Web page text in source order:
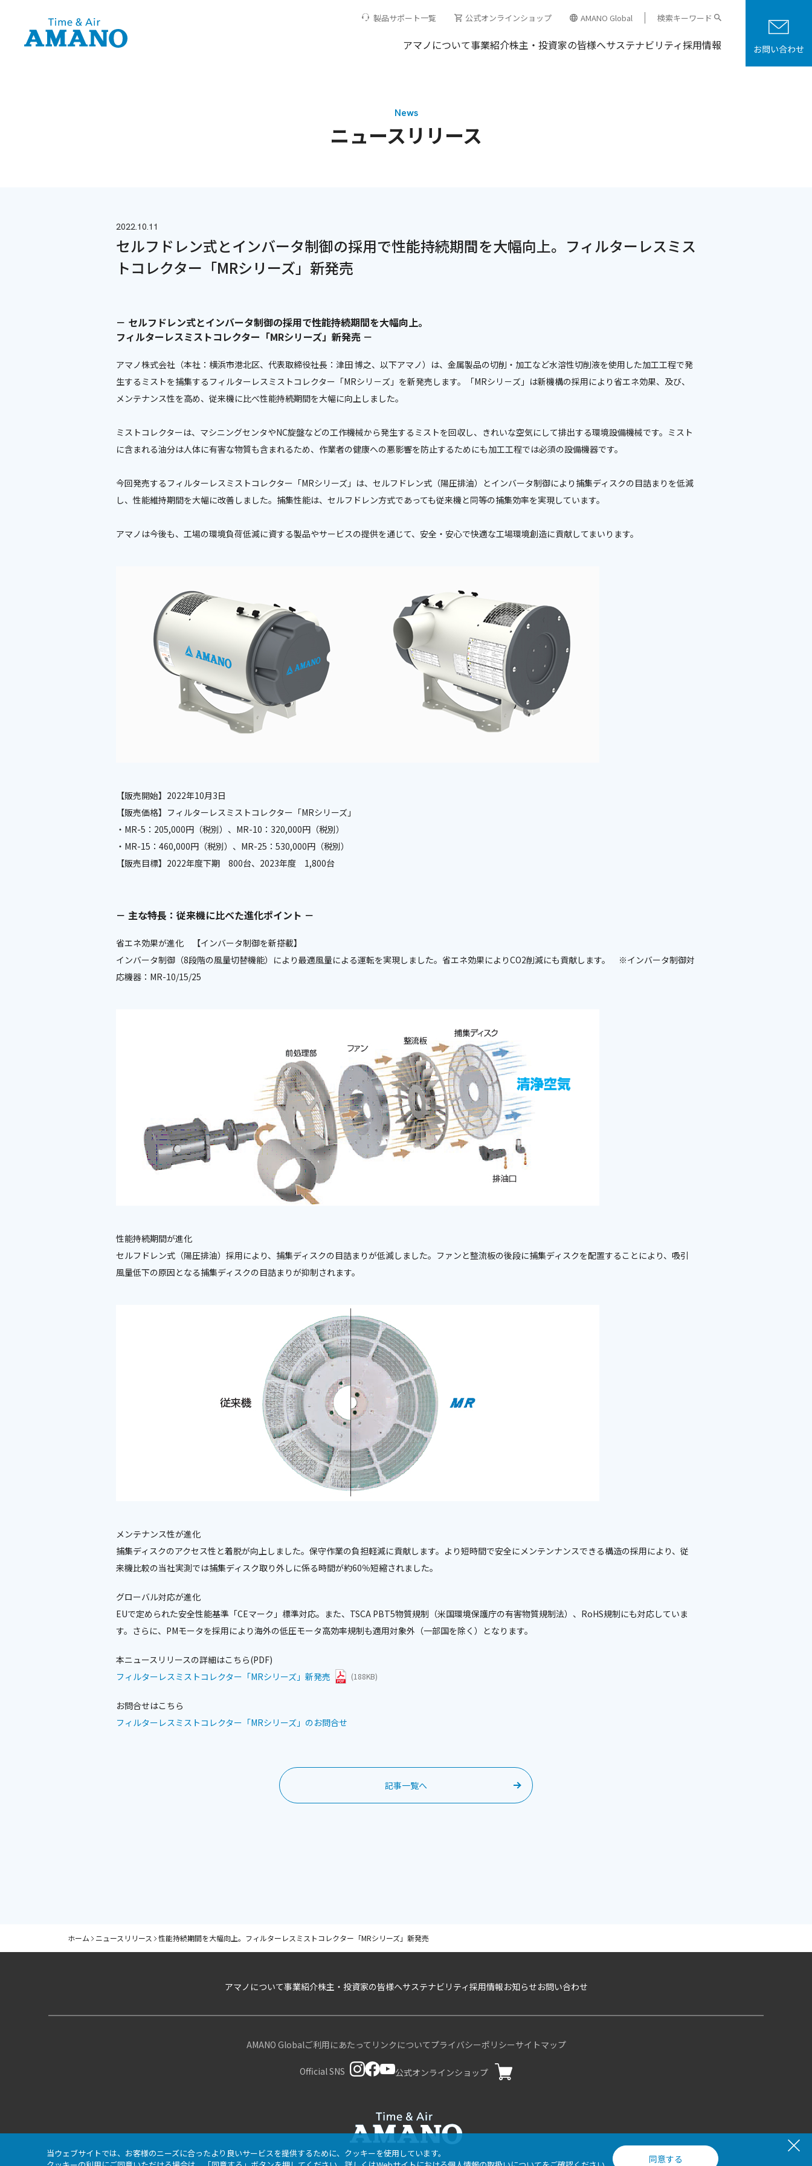
アマノについて事業紹介株主・投資家の皆様へサステナビリティ採用情報
製品サポート一覧 公式オンラインショップ AMANO Global 検索キーワード
News
ニュースリリース
2022.10.11
セルフドレン式とインバータ制御の採用で性能持続期間を大幅向上。フィルターレスミス
トコレクター「MRシリーズ」新発売
－ セルフドレン式とインバータ制御の採用で性能持続期間を大幅向上。
フィルターレスミストコレクター「MRシリーズ」新発売 －
アマノ株式会社（本社：横浜市港北区、代表取締役社長：津田 博之、以下アマノ）は、金属製品の切削・加工など水溶性切削液を使用した加工工程で発
生するミストを捕集するフィルターレスミストコレクター「MRシリ－ズ」を新発売します。「MRシリ－ズ」は新機構の採用により省エネ効果、及び、
メンテナンス性を高め、従来機に比べ性能持続期間を大幅に向上しました。
ミストコレクターは、マシニングセンタやNC旋盤などの工作機械から発生するミストを回収し、きれいな空気にして排出する環境設備機械です。ミスト
に含まれる油分は人体に有害な物質も含まれるため、作業者の健康への悪影響を防止するためにも加工工程では必須の設備機器です。
今回発売するフィルターレスミストコレクター「MRシリーズ」は、セルフドレン式（陽圧排油）とインバータ制御により捕集ディスクの目詰まりを低減
し、性能維持期間を大幅に改善しました。捕集性能は、セルフドレン方式であっても従来機と同等の捕集効率を実現しています。
アマノは今後も、工場の環境負荷低減に資する製品やサービスの提供を通じて、安全・安心で快適な工場環境創造に貢献してまいります。
【販売開始】2022年10月3日
【販売価格】フィルターレスミストコレクター「MRシリーズ」
・MR-5：205,000円（税別）、MR-10：320,000円（税別）
・MR-15：460,000円（税別）、MR-25：530,000円（税別）
【販売目標】2022年度下期 800台、2023年度 1,800台
－ 主な特長：従来機に比べた進化ポイント －
省エネ効果が進化 【インバータ制御を新搭載】
インバータ制御（8段階の風量切替機能）により最適風量による運転を実現しました。省エネ効果によりCO2削減にも貢献します。 ※インバータ制御対
応機器：MR-10/15/25
性能持続期間が進化
セルフドレン式（陽圧排油）採用により、捕集ディスクの目詰まりが低減しました。ファンと整流板の後段に捕集ディスクを配置することにより、吸引
風量低下の原因となる捕集ディスクの目詰まりが抑制されます。
メンテナンス性が進化
捕集ディスクのアクセス性と着脱が向上しました。保守作業の負担軽減に貢献します。より短時間で安全にメンテンナンスできる構造の採用により、従
来機比較の当社実測では捕集ディスク取り外しに係る時間が約60％短縮されました。
グローバル対応が進化
EUで定められた安全性能基準「CEマーク」標準対応。また、TSCA PBT5物質規制（米国環境保護庁の有害物質規制法）、RoHS規制にも対応していま
す。さらに、PMモータを採用により海外の低圧モータ高効率規制も適用対象外（一部国を除く）となります。
本ニュースリリースの詳細はこちら(PDF)
フィルターレスミストコレクター「MRシリーズ」新発売
(188KB)
お問合せはこちら
フィルターレスミストコレクター「MRシリーズ」のお問合せ
記事一覧へ
ホーム ニュースリリース 性能持続期間を大幅向上。フィルターレスミストコレクター「MRシリーズ」新発売
アマノについて事業紹介株主・投資家の皆様へサステナビリティ採用情報お知らせお問い合わせ
AMANO Globalご利用にあたって リンクについてプライバシーポリシーサイトマップ
Official SNS 公式オンラインショップ
当ウェブサイトでは、お客様のニーズに合ったより良いサービスを提供するために、クッキーを使用しています。
同意する